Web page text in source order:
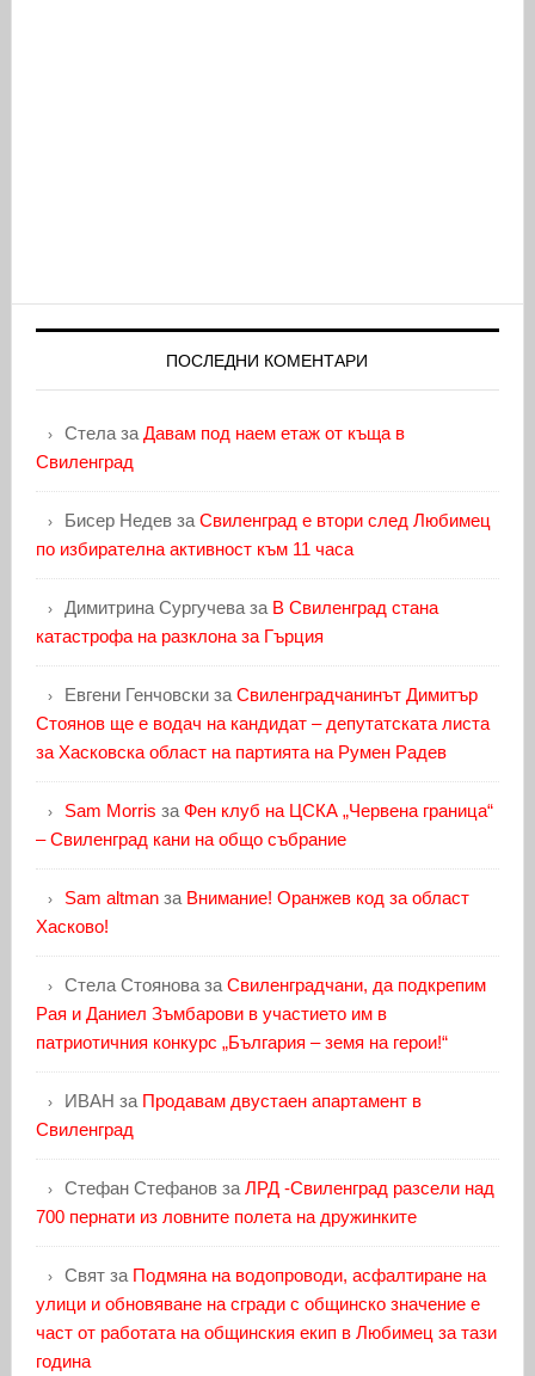
ПОСЛЕДНИ КОМЕНТАРИ
Стелаза Давам под наем етаж от къща в
Свиленград
Бисер Недевза Свиленград е втори след Любимец
по избирателна активност към 11 часа
Димитрина Сургучеваза В Свиленград стана
катастрофа на разклона за Гърция
Евгени Генчовскиза Свиленградчанинът Димитър
Стоянов ще е водач на кандидат – депутатската листа
за Хасковска област на партията на Румен Радев
Sam Morris за Фен клуб на ЦСКА „Червена граница“
– Свиленград кани на общо събрание
Sam altmanза Внимание! Оранжев код за област
Хасково!
Стела Стояноваза Свиленградчани, да подкрепим
Рая и Даниел Зъмбарови в участието им в
патриотичния конкурс „България – земя на герои!“
ИВАН за Продавам двустаен апартамент в
Свиленград
Стефан Стефановза ЛРД -Свиленград разсели над
700 пернати из ловните полета на дружинките
Святза Подмяна на водопроводи, асфалтиране на
улици и обновяване на сгради с общинско значение е
част от работата на общинския екип в Любимец за тази
година